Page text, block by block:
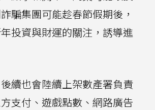
騙集團可能趁春節假期後，
投資與財運的關注，誘導進
續也會陸續上架數產署負責
支付、遊戲點數、網路廣告